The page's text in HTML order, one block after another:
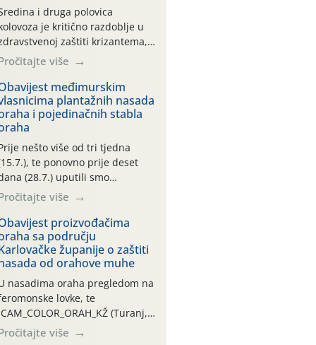
i druga polovica
je kritično razdoblje u
zaštiti krizantema,
prije zamračivanja u proteklom
smo mjesecu tri puta upućivali
o preventivnim
zaštite krizantema od
uzročnika bolesti,
i fito-fagnih grinja (23.7.,
06.7.)! Na početku ovog
je zabilježeno je
i ekstremno vruće
razdoblje, uz
temperature […]
više
međimurskim
plantažnih nasada
i pojedinačnih stabla
nešto više od tri tjedna
te ponovno prije deset
(28.7.) uputili smo
vlasnicima plantažnih
nasada oraha i pojedinačnih
o početku leta i
potrebi usmjerenog
orahove muhe
completa)! Već
dana traje drugi
“toplinski udar”, koji
naročito izražen zadnja šest
(31.7.-05.8.), jer najviše
zraka svakodnevno
više
proizvođačima
sa području
županije o zaštiti
od orahove muhe
nasadima oraha pregledom na
lovke, te
CAM_COLOR_ORAH_KŽ (Turanj,
zabilježena je mala
više